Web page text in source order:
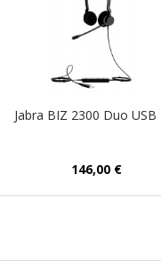
Jabra BIZ 2300 Duo USB
146,00 €